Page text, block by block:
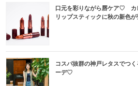
口元を彩りながら唇ケア♡ カ
リップスティックに秋の新色が
コスパ抜群の神戸レタスでつ
ーデ♡